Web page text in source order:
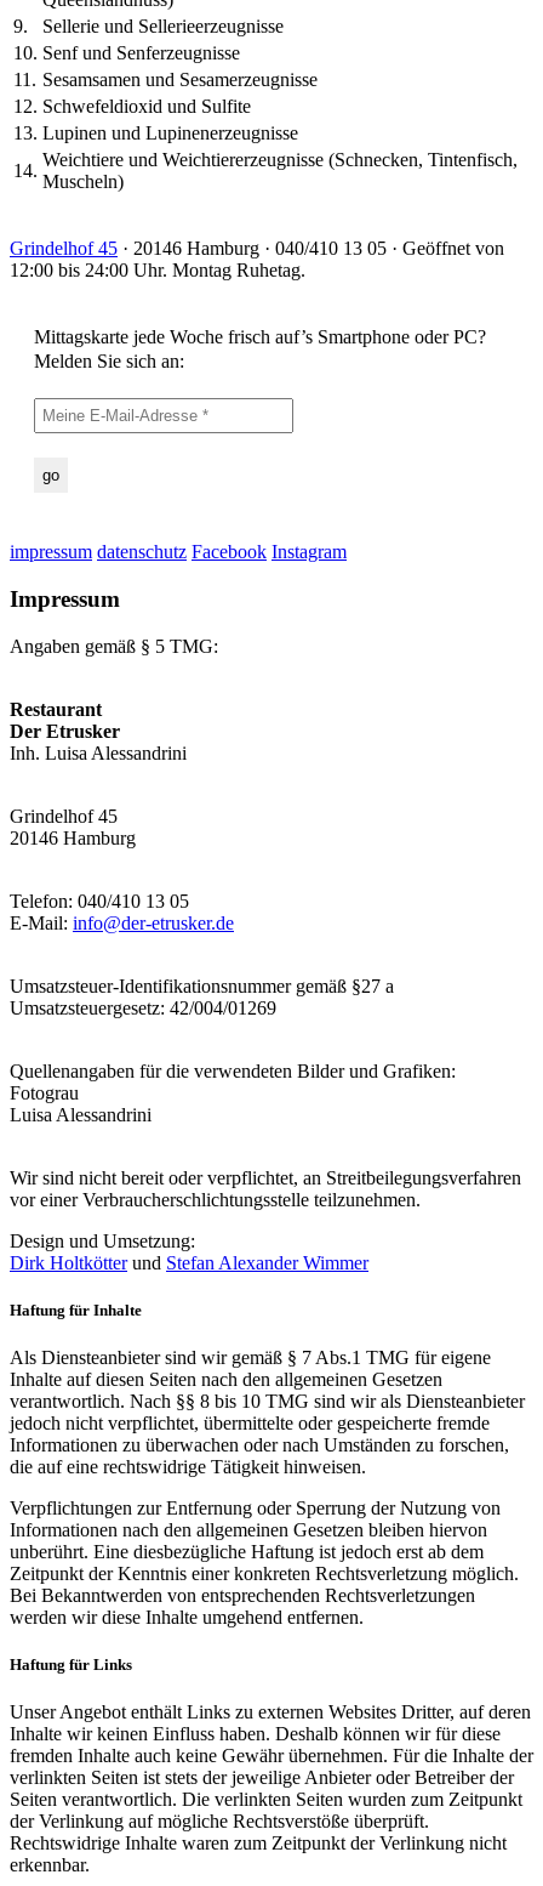
9.
Sellerie und Sellerieerzeugnisse
10. Senf und Senferzeugnisse
11. Sesamsamen und Sesamerzeugnisse
12. Schwefeldioxid und Sulfite
13. Lupinen und Lupinenerzeugnisse
14.
Weichtiere und Weichtiererzeugnisse (Schnecken, Tintenfisch,
Muscheln)
Grindelhof 45 · 20146 Hamburg · 040/410 13 05 · Geöffnet von
12:00 bis 24:00 Uhr. Montag Ruhetag.
Mittagskarte jede Woche frisch auf’s Smartphone oder PC?
Melden Sie sich an:
impressum datenschutz Facebook Instagram
Impressum
Angaben gemäß § 5 TMG:
Restaurant
Der Etrusker
Inh. Luisa Alessandrini
Grindelhof 45
20146 Hamburg
Telefon: 040/410 13 05
E-Mail: info@der-etrusker.de
Umsatzsteuer-Identifikationsnummer gemäß §27 a
Umsatzsteuergesetz: 42/004/01269
Quellenangaben für die verwendeten Bilder und Grafiken:
Fotograu
Luisa Alessandrini
Wir sind nicht bereit oder verpflichtet, an Streitbeilegungsverfahren
vor einer Verbraucherschlichtungsstelle teilzunehmen.
Design und Umsetzung:
Dirk Holtkötterund Stefan Alexander Wimmer
Haftung für Inhalte
Als Diensteanbieter sind wir gemäß § 7 Abs.1 TMG für eigene
Inhalte auf diesen Seiten nach den allgemeinen Gesetzen
verantwortlich. Nach §§ 8 bis 10 TMG sind wir als Diensteanbieter
jedoch nicht verpflichtet, übermittelte oder gespeicherte fremde
Informationen zu überwachen oder nach Umständen zu forschen,
die auf eine rechtswidrige Tätigkeit hinweisen.
Verpflichtungen zur Entfernung oder Sperrung der Nutzung von
Informationen nach den allgemeinen Gesetzen bleiben hiervon
unberührt. Eine diesbezügliche Haftung ist jedoch erst ab dem
Zeitpunkt der Kenntnis einer konkreten Rechtsverletzung möglich.
Bei Bekanntwerden von entsprechenden Rechtsverletzungen
werden wir diese Inhalte umgehend entfernen.
Haftung für Links
Unser Angebot enthält Links zu externen Websites Dritter, auf deren
Inhalte wir keinen Einfluss haben. Deshalb können wir für diese
fremden Inhalte auch keine Gewähr übernehmen. Für die Inhalte der
verlinkten Seiten ist stets der jeweilige Anbieter oder Betreiber der
Seiten verantwortlich. Die verlinkten Seiten wurden zum Zeitpunkt
der Verlinkung auf mögliche Rechtsverstöße überprüft.
Rechtswidrige Inhalte waren zum Zeitpunkt der Verlinkung nicht
erkennbar.